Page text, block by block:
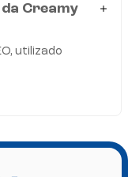
Creamy
utilizado
melhor a
para o usuário